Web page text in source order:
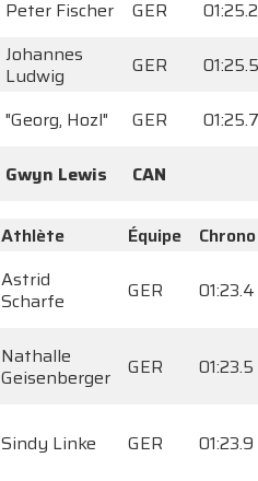
Peter Fischer GER
01:25.2
Johannes
Ludwig
GER
01:25.5
"Georg, Hozl" GER
01:25.7
Gwyn Lewis CAN
Athlète Équipe
Chrono
Astrid
Scharfe
GER
01:23.4
Nathalle
Geisenberger
GER
01:23.5
Sindy Linke GER
01:23.9